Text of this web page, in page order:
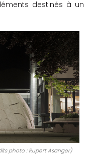
destinés à un
photo : Rupert Asanger)